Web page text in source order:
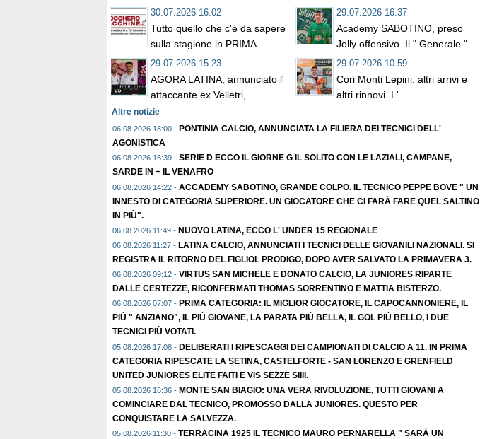
30.07.2026 16:02
Tutto quello che c'è da sapere
sulla stagione in PRIMA...
29.07.2026 16:37
Academy SABOTINO, preso
Jolly offensivo. Il " Generale "...
29.07.2026 15:23
AGORA LATINA, annunciato l'
attaccante ex Velletri,...
29.07.2026 10:59
Cori Monti Lepini: altri arrivi e
altri rinnovi. L'...
Altre notizie
06.08.2026 18:00 - PONTINIA CALCIO, ANNUNCIATA LA FILIERA DEI TECNICI DELL'
AGONISTICA
06.08.2026 16:39 - SERIE D ECCO IL GIORNE G IL SOLITO CON LE LAZIALI, CAMPANE,
SARDE IN + IL VENAFRO
06.08.2026 14:22 - ACCADEMY SABOTINO, GRANDE COLPO. IL TECNICO PEPPE BOVE " UN
INNESTO DI CATEGORIA SUPERIORE. UN GIOCATORE CHE CI FARÀ FARE QUEL SALTINO
IN PIÙ".
06.08.2026 11:49 - NUOVO LATINA, ECCO L' UNDER 15 REGIONALE
06.08.2026 11:27 - LATINA CALCIO, ANNUNCIATI I TECNICI DELLE GIOVANILI NAZIONALI. SI
REGISTRA IL RITORNO DEL FIGLIOL PRODIGO, DOPO AVER SALVATO LA PRIMAVERA 3.
06.08.2026 09:12 - VIRTUS SAN MICHELE E DONATO CALCIO, LA JUNIORES RIPARTE
DALLE CERTEZZE, RICONFERMATI THOMAS SORRENTINO E MATTIA BISTERZO.
06.08.2026 07:07 - PRIMA CATEGORIA: IL MIGLIOR GIOCATORE, IL CAPOCANNONIERE, IL
PIÙ " ANZIANO", IL PIÙ GIOVANE, LA PARATA PIÙ BELLA, IL GOL PIÙ BELLO, I DUE
TECNICI PIÙ VOTATI.
05.08.2026 17:08 - DELIBERATI I RIPESCAGGI DEI CAMPIONATI DI CALCIO A 11. IN PRIMA
CATEGORIA RIPESCATE LA SETINA, CASTELFORTE - SAN LORENZO E GRENFIELD
UNITED JUNIORES ELITE FAITI E VIS SEZZE SIIII.
05.08.2026 16:36 - MONTE SAN BIAGIO: UNA VERA RIVOLUZIONE, TUTTI GIOVANI A
COMINCIARE DAL TECNICO, PROMOSSO DALLA JUNIORES. QUESTO PER
CONQUISTARE LA SALVEZZA.
05.08.2026 11:30 - TERRACINA 1925 IL TECNICO MAURO PERNARELLA " SARÀ UN